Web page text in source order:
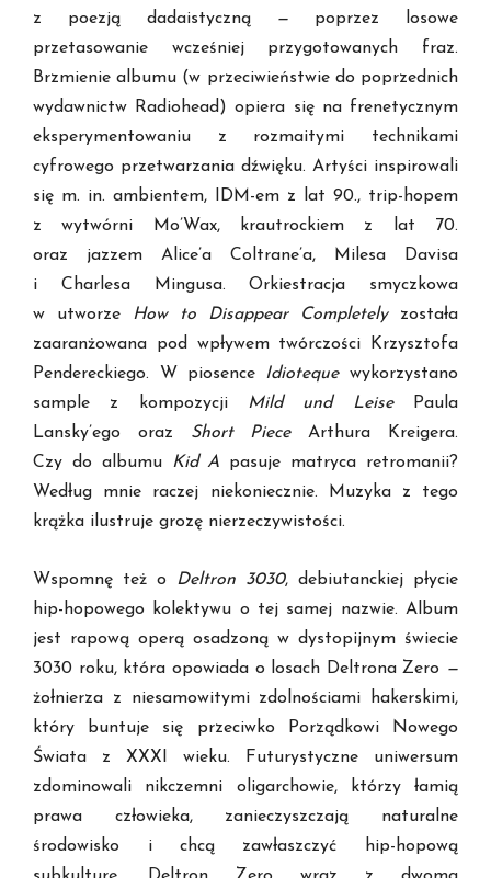
z poezją dadaistyczną
— poprzez losowe
przetasowanie wcześniej przygotowanych fraz.
Brzmienie albumu (w przeciwieństwie do poprzednich
wydawnictw Radiohead) opiera się na frenetycznym
eksperymentowaniu z rozmaitymi technikami
cyfrowego przetwarzania dźwięku. Artyści inspirowali
się m. in. ambientem, IDM-em z lat 90., trip-hopem
z wytwórni Mo’Wax, krautrockiem z lat 70.
oraz jazzem Alice’a Coltrane’a, Milesa Davisa
i Charlesa Mingusa. Orkiestracja smyczkowa
w utworze How to Disappear Completelyzostała
zaaranżowana pod wpływem twórczości Krzysztofa
Pendereckiego. W piosence Idiotequewykorzystano
sample z kompozycji Mild und LeisePaula
Lansky’ego oraz Short PieceArthura Kreigera.
Czy do albumu Kid A pasuje matryca retromanii?
Według mnie raczej niekoniecznie. Muzyka z tego
krążka ilustruje grozę nierzeczywistości.
Wspomnę też o Deltron 3030, debiutanckiej płycie
hip-hopowego kolektywu o tej samej nazwie. Album
jest rapową operą osadzoną w dystopijnym świecie
3030 roku, która opowiada o losach Deltrona Zero —
żołnierza z niesamowitymi zdolnościami hakerskimi,
który buntuje się przeciwko Porządkowi Nowego
Świata z XXXI wieku. Futurystyczne uniwersum
zdominowali nikczemni oligarchowie, którzy łamią
prawa człowieka, zanieczyszczają naturalne
środowisko i chcą zawłaszczyć hip-hopową